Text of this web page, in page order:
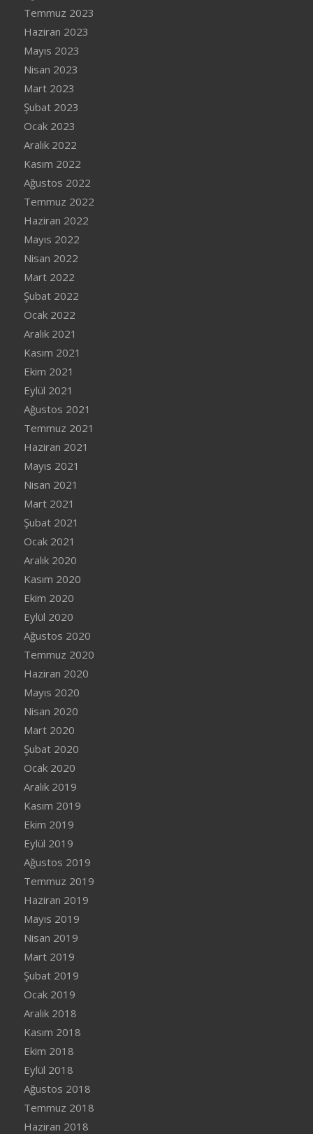
Temmuz 2023
Haziran 2023
Mayıs 2023
Nisan 2023
Mart 2023
Şubat 2023
Ocak 2023
Aralık 2022
Kasım 2022
Ağustos 2022
Temmuz 2022
Haziran 2022
Mayıs 2022
Nisan 2022
Mart 2022
Şubat 2022
Ocak 2022
Aralık 2021
Kasım 2021
Ekim 2021
Eylül 2021
Ağustos 2021
Temmuz 2021
Haziran 2021
Mayıs 2021
Nisan 2021
Mart 2021
Şubat 2021
Ocak 2021
Aralık 2020
Kasım 2020
Ekim 2020
Eylül 2020
Ağustos 2020
Temmuz 2020
Haziran 2020
Mayıs 2020
Nisan 2020
Mart 2020
Şubat 2020
Ocak 2020
Aralık 2019
Kasım 2019
Ekim 2019
Eylül 2019
Ağustos 2019
Temmuz 2019
Haziran 2019
Mayıs 2019
Nisan 2019
Mart 2019
Şubat 2019
Ocak 2019
Aralık 2018
Kasım 2018
Ekim 2018
Eylül 2018
Ağustos 2018
Temmuz 2018
Haziran 2018